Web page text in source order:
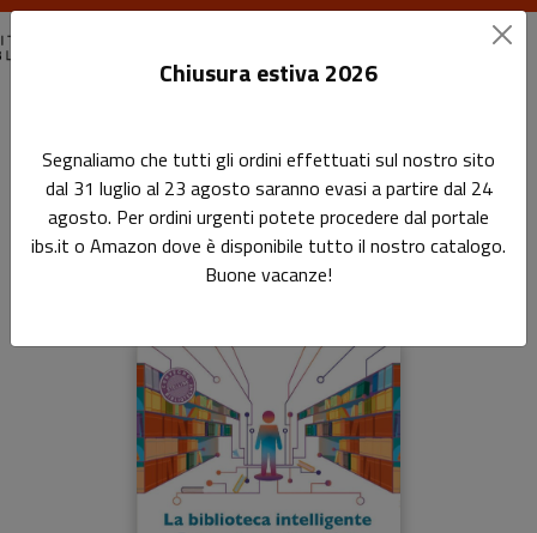
La biblioteca intelligente
Tra persone, contenuti e tecnologie
Chiusura estiva 2026
Segnaliamo che tutti gli ordini effettuati sul nostro sito
dal 31 luglio al 23 agosto saranno evasi a partire dal 24
agosto. Per ordini urgenti potete procedere dal portale
ibs.it o Amazon dove è disponibile tutto il nostro catalogo.
Buone vacanze!